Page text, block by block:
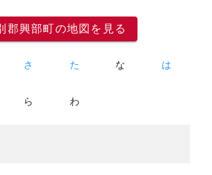
郡興部町の地図を見る
さ た な は
ら わ